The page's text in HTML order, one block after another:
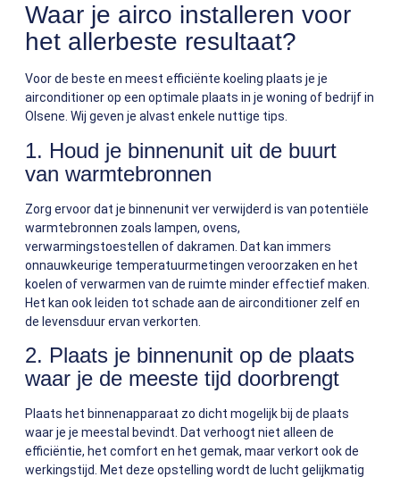
Waar je airco installeren voor
het allerbeste resultaat?
Voor de beste en meest efficiënte koeling plaats je je
airconditioner op een optimale plaats in je woning of bedrijf in
Olsene. Wij geven je alvast enkele nuttige tips.
1. Houd je binnenunit uit de buurt
van warmtebronnen
Zorg ervoor dat je binnenunit ver verwijderd is van potentiële
warmtebronnen zoals lampen, ovens,
verwarmingstoestellen of dakramen. Dat kan immers
onnauwkeurige temperatuurmetingen veroorzaken en het
koelen of verwarmen van de ruimte minder effectief maken.
Het kan ook leiden tot schade aan de airconditioner zelf en
de levensduur ervan verkorten.
2. Plaats je binnenunit op de plaats
waar je de meeste tijd doorbrengt
Plaats het binnenapparaat zo dicht mogelijk bij de plaats
waar je je meestal bevindt. Dat verhoogt niet alleen de
efficiëntie, het comfort en het gemak, maar verkort ook de
werkingstijd. Met deze opstelling wordt de lucht gelijkmatig